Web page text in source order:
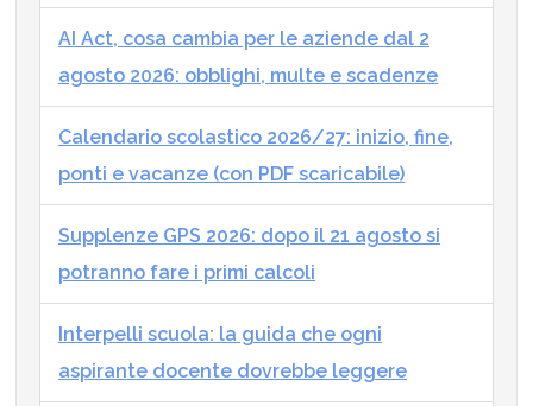
AI Act, cosa cambia per le aziende dal 2
agosto 2026: obblighi, multe e scadenze
Calendario scolastico 2026/27: inizio, fine,
ponti e vacanze (con PDF scaricabile)
Supplenze GPS 2026: dopo il 21 agosto si
potranno fare i primi calcoli
Interpelli scuola: la guida che ogni
aspirante docente dovrebbe leggere